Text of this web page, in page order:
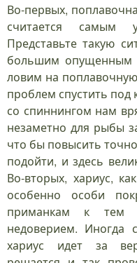
Во-первых,
считается самым
Представьте такую
большим опущенным
ловим на
проблем спустить под
со спиннингом нам
незаметно для рыбы
что бы повысить
подойти, и здесь
Во-вторых, хариус,
особенно особи
приманкам к тем
недоверием. Иногда
хариус идет за